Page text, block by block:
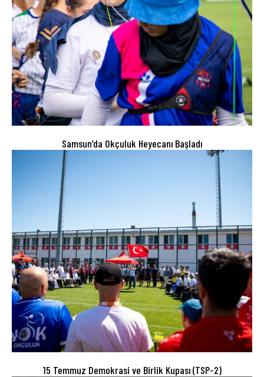
Samsun’da Okçuluk Heyecanı Başladı
15 Temmuz Demokrasi ve Birlik Kupası (TSP-2)